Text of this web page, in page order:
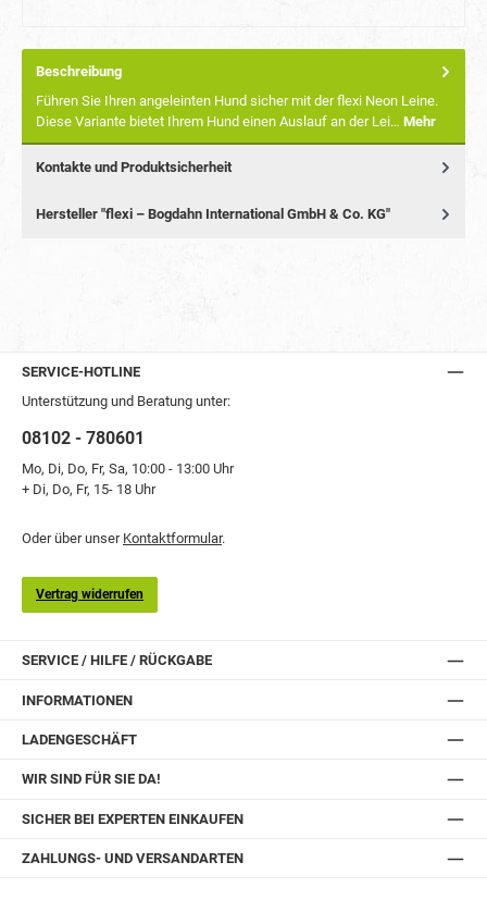
Beschreibung
Führen Sie Ihren angeleinten Hund sicher mit der flexi Neon Leine.
Diese Variante bietet Ihrem Hund einen Auslauf an der Lei… Mehr
Kontakte und Produktsicherheit
Hersteller "flexi – Bogdahn International GmbH & Co. KG"
SERVICE-HOTLINE
Unterstützung und Beratung unter:
08102 - 780601
Mo, Di, Do, Fr, Sa, 10:00 - 13:00 Uhr
+ Di, Do, Fr, 15- 18 Uhr
Oder über unser Kontaktformular.
Vertrag widerrufen
SERVICE / HILFE / RÜCKGABE
INFORMATIONEN
LADENGESCHÄFT
WIR SIND FÜR SIE DA!
SICHER BEI EXPERTEN EINKAUFEN
ZAHLUNGS- UND VERSANDARTEN